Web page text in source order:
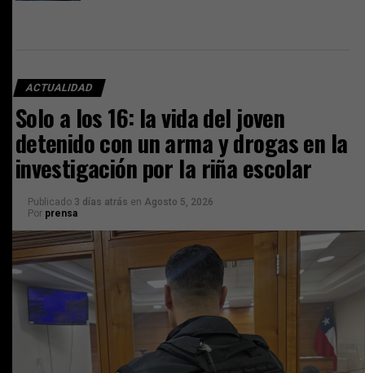
ACTUALIDAD
Solo a los 16: la vida del joven
detenido con un arma y drogas en la
investigación por la riña escolar
Publicado 3 días atrás en Agosto 5, 2026
Por prensa